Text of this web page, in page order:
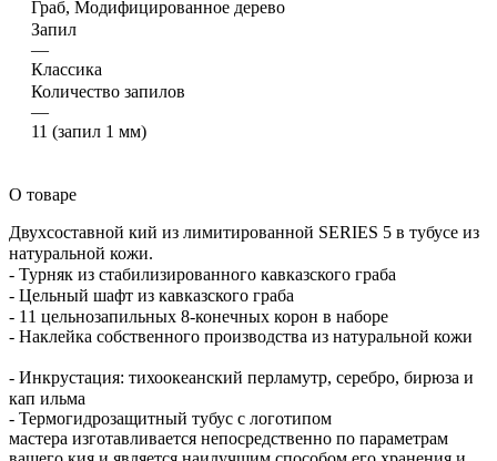
Граб, Модифицированное дерево
Запил
—
Классика
Количество запилов
—
11 (запил 1 мм)
О товаре
Двухсоставной кий из лимитированной SERIES 5 в тубусе из
натуральной кожи. ⠀
- Турняк из стабилизированного кавказского граба⠀
- Цельный шафт из кавказского граба⠀
- 11 цельнозапильных 8-конечных корон в наборе⠀
- Наклейка собственного производства из натуральной кожи
- Инкрустация: тихоокеанский перламутр, серебро, бирюза и
кап ильма⠀
- Термогидрозащитный тубус с логотипом
мастера изготавливается непосредственно по параметрам